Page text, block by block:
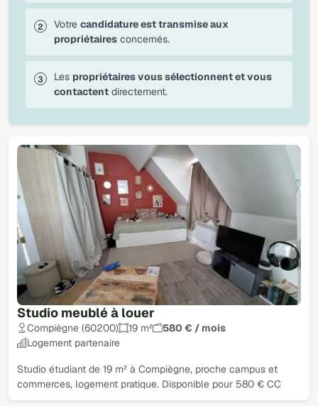
Studio meublé à louer
Compiègne (60200) 19 m²
580 € / mois
Logement partenaire
Studio étudiant de 19 m² à Compiègne, proche campus et
commerces, logement pratique. Disponible pour 580 € CC
Votre candidature est transmise aux
propriétaires concernés.
Les propriétaires vous sélectionnent et vous
contactent directement.